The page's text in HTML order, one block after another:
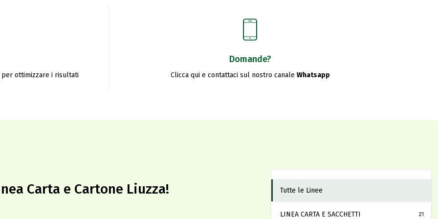
per ottimizzare i risultati
Domande?
Clicca qui e contattaci sul nostro canale Whatsapp
Carta e Cartone Liuzza!​ Tutte le Linee
LINEA CARTA E SACCHETTI 21